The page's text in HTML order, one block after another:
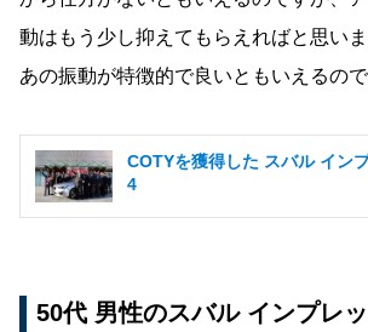
動はもう少し抑えてもらえればと思いま
あの振動が特徴的で良いともいえるので
COTYを獲得した スバル イン
4
50代 男性のスバル インプレ